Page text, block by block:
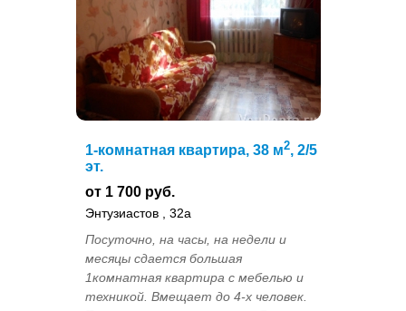
1-комнатная квартира, 38 м2, 2/5
эт.
от 1 700 руб.
Энтузиастов , 32а
Посуточно, на часы, на недели и
месяцы сдается большая
1комнатная квартира с мебелью и
техникой. Вмещает до 4-х человек.